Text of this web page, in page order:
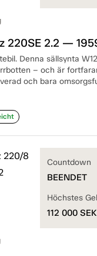
220SE 2.2 —
Denna sällsynta
– och är
och bara
Countdown
BEENDET
Höchstes
112 000 SEK